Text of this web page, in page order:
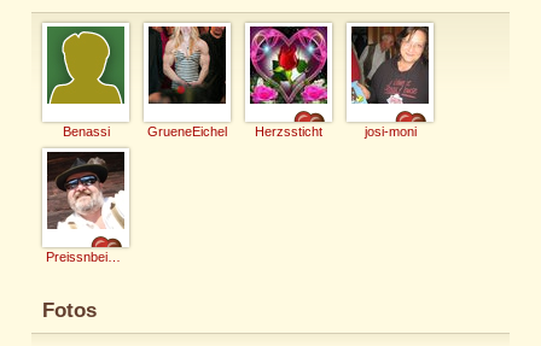
Benassi GrueneEichel Herzssticht josi-moni
Fotos